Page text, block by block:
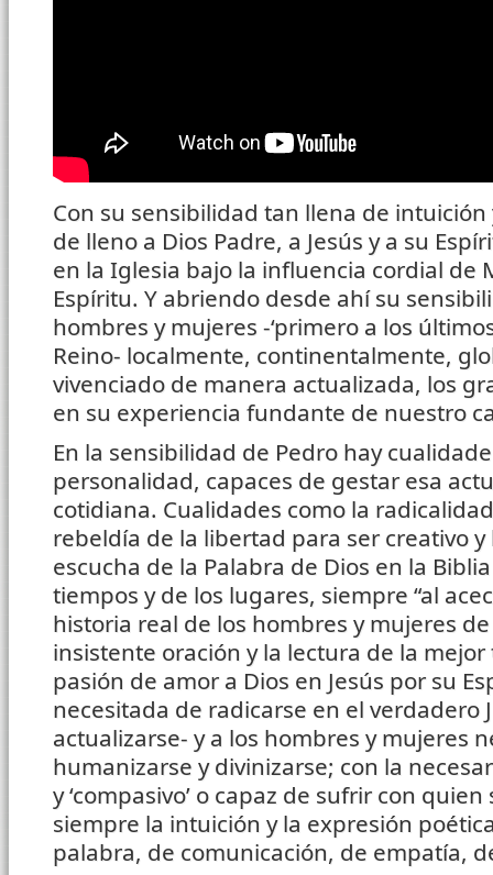
Con su sensibilidad tan llena de
de lleno a Dios Padre, a Jesús y a su
en la Iglesia bajo la influencia cordial de
Espíritu. Y abriendo desde ahí su
hombres y mujeres -‘primero a los
Reino- localmente, continentalmente,
vivenciado de manera actualizada, los
en su experiencia fundante de nuestro
En la sensibilidad de Pedro hay
personalidad, capaces de gestar esa
cotidiana. Cualidades como la
rebeldía de la libertad para ser creativo
escucha de la Palabra de Dios en la
tiempos y de los lugares, siempre “al
historia real de los hombres y mujeres
insistente oración y la lectura de la
pasión de amor a Dios en Jesús por su
necesitada de radicarse en el verdadero
actualizarse- y a los hombres y mujeres
humanizarse y divinizarse; con la
y ‘compasivo’ o capaz de sufrir con
siempre la intuición y la expresión
palabra, de comunicación, de empatía,